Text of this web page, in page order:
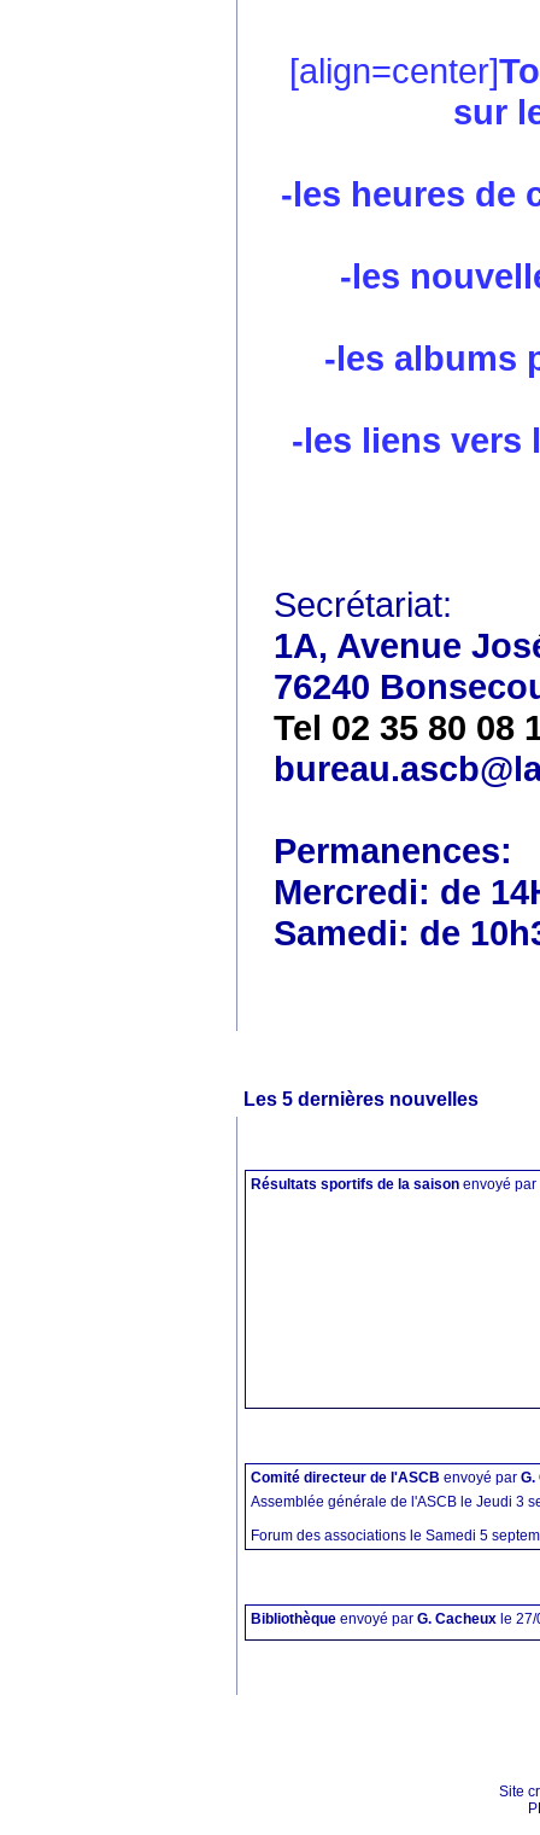
[align=center]
sur
-les heures de
-les
-les albums
-les liens vers
Secrétariat:
1A, Avenue
76240
Tel 02 35 80 08
Permanences:
Mercredi: de
Samedi: de
Les 5 dernières nouvelles
Résultats sportifs de la saison envoyé par
Comité directeur de l'ASCB envoyé par G.
Assemblée générale de l'ASCB le Jeudi 3
Forum des associations le Samedi 5
Bibliothèque envoyé par G. Cacheux le
Site